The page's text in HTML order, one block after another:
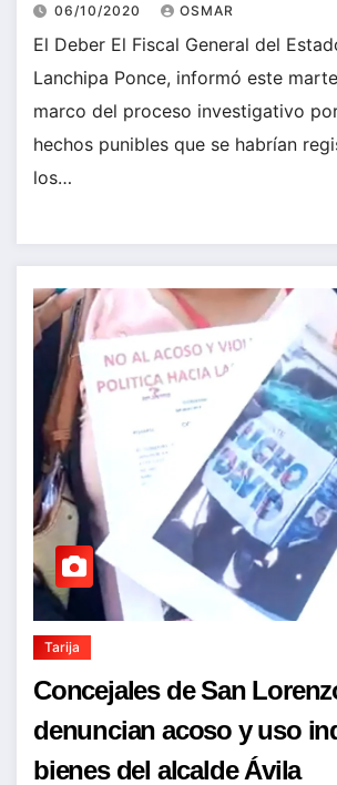
06/10/2020 OSMAR
El Deber El Fiscal General del
Lanchipa Ponce, informó este
marco del proceso investigativo
hechos punibles que se habrían
los…
Tarija
Concejales de San
denuncian acoso y uso
bienes del alcalde Ávila